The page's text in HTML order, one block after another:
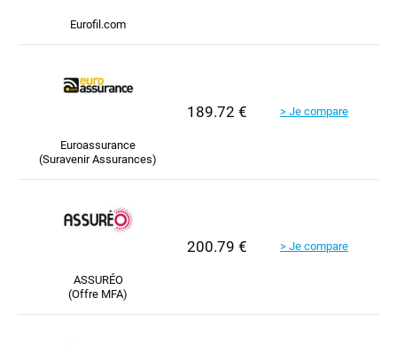
Eurofil.com
Euroassurance
(Suravenir Assurances)
189.72 € > Je compare
ASSURÉO
(Offre MFA)
200.79 € > Je compare